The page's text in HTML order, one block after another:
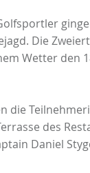
Die
Wetter den
die
des
Daniel